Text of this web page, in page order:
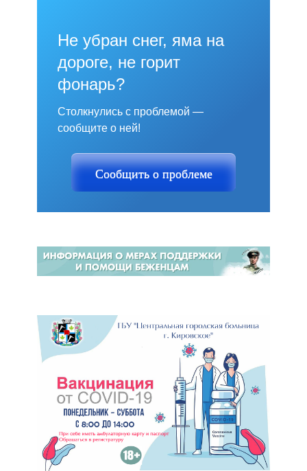
Не убран снег, яма на
дороге, не горит
фонарь?
Столкнулись с проблемой —
сообщите о ней!
Сообщить о проблеме